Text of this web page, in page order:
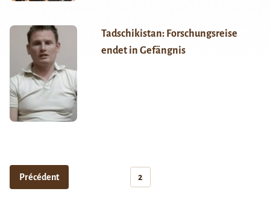
Tadschikistan: Forschungsreise
endet in Gefängnis
Précédent 2